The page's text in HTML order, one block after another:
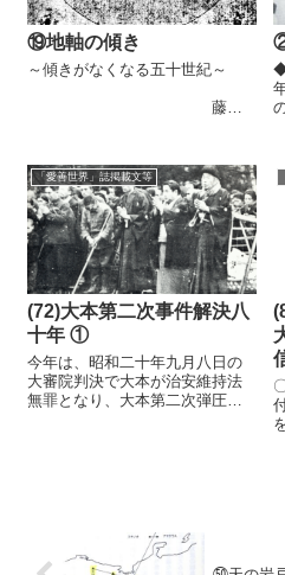
⑲地軸の傾き
～傾きがなくなる五十世紀～
藤
十三・四度、太陽の公転面に対
して傾いているからである。
つまり、太陽の周りを地球が傾
いて回ることで、夏と冬とで
の...
「愛善世界」誌掲載文等
(72)大本第二次事件解決八
十年 ①
今年は、昭和二十年九月八日の
大審院判決で大本が治安維持法
無罪となり、大本第二次弾圧事